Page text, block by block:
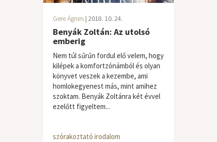
Gere Ágnes | 2018. 10. 24.
Benyák Zoltán: Az utolsó
emberig
Nem túl sűrűn fordul elő velem, hogy
kilépek a komfortzónámból és olyan
könyvet veszek a kezembe, ami
homlokegyenest más, mint amihez
szoktam. Benyák Zoltánra két évvel
ezelőtt figyeltem...
szórakoztató irodalom